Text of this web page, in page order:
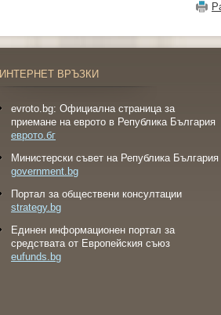
ИНТЕРНЕТ ВРЪЗКИ
evroto.bg: Официална страница за
приемане на еврото в Република България
еврото.бг
Министерски съвет на Република България
government.bg
Портал за обществени консултации
strategy.bg
Eдинен информационен портал за
средствата от Европейския съюз
eufunds.bg